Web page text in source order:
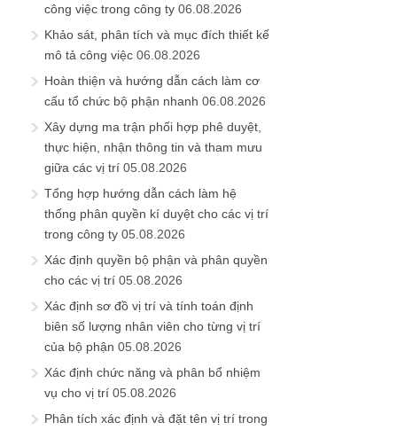
công việc trong công ty 06.08.2026
Khảo sát, phân tích và mục đích thiết kế
mô tả công việc 06.08.2026
Hoàn thiện và hướng dẫn cách làm cơ
cấu tổ chức bộ phận nhanh 06.08.2026
Xây dựng ma trận phối hợp phê duyệt,
thực hiện, nhận thông tin và tham mưu
giữa các vị trí 05.08.2026
Tổng hợp hướng dẫn cách làm hệ
thống phân quyền kí duyệt cho các vị trí
trong công ty 05.08.2026
Xác định quyền bộ phận và phân quyền
cho các vị trí 05.08.2026
Xác định sơ đồ vị trí và tính toán định
biên số lượng nhân viên cho từng vị trí
của bộ phận 05.08.2026
Xác định chức năng và phân bổ nhiệm
vụ cho vị trí 05.08.2026
Phân tích xác định và đặt tên vị trí trong